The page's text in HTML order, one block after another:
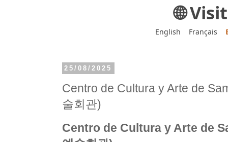
🌐
English Français
25/08/2025
Centro de Cultura y Arte de
술회관)
Centro de Cultura y Arte de